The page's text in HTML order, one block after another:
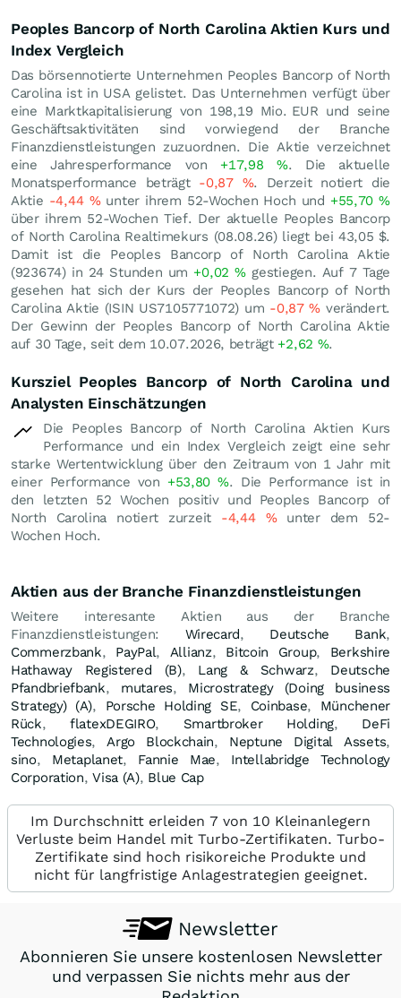
Peoples Bancorp of North Carolina Aktien Kurs und
Index Vergleich
Das börsennotierte Unternehmen Peoples Bancorp of North
Carolina ist in USA gelistet. Das Unternehmen verfügt über
eine Marktkapitalisierung von 198,19 Mio. EUR und seine
Geschäftsaktivitäten sind vorwiegend der Branche
Finanzdienstleistungen zuzuordnen. Die Aktie verzeichnet
eine Jahresperformance von +17,98 %. Die aktuelle
Monatsperformance beträgt -0,87 %. Derzeit notiert die
Aktie -4,44 %unter ihrem 52-Wochen Hoch und +55,70%
über ihrem 52-Wochen Tief. Der aktuelle Peoples Bancorp
of North Carolina Realtimekurs (08.08.26) liegt bei 43,05 $.
Damit ist die Peoples Bancorp of North Carolina Aktie
(923674) in 24 Stunden um +0,02% gestiegen. Auf 7 Tage
gesehen hat sich der Kurs der Peoples Bancorp of North
Carolina Aktie (ISIN US7105771072) um -0,87% verändert.
Der Gewinn der Peoples Bancorp of North Carolina Aktie
auf 30 Tage, seit dem 10.07.2026, beträgt +2,62 %.
Kursziel Peoples Bancorp of North Carolina und
Analysten Einschätzungen
Die Peoples Bancorp of North Carolina Aktien Kurs
Performance und ein Index Vergleich zeigt eine sehr
starke Wertentwicklung über den Zeitraum von 1 Jahr mit
einer Performance von +53,80%. Die Performance ist in
den letzten 52 Wochen positiv und Peoples Bancorp of
North Carolina notiert zurzeit -4,44 %unter dem 52-
Wochen Hoch.
Aktien aus der Branche Finanzdienstleistungen
Weitere interesante Aktien aus der Branche
Finanzdienstleistungen: Wirecard, Deutsche Bank,
Commerzbank, PayPal, Allianz, Bitcoin Group, Berkshire
Hathaway Registered (B), Lang & Schwarz, Deutsche
Pfandbriefbank, mutares, Microstrategy (Doing business
Strategy) (A), Porsche Holding SE, Coinbase, Münchener
Rück,flatexDEGIRO, Smartbroker Holding, DeFi
Technologies,Argo Blockchain, Neptune Digital Assets,
sino, Metaplanet, Fannie Mae, Intellabridge Technology
Corporation,Visa (A), Blue Cap
Im Durchschnitt erleiden 7 von 10 Kleinanlegern
Verluste beim Handel mit Turbo-Zertifikaten. Turbo-
Zertifikate sind hoch risikoreiche Produkte und
nicht für langfristige Anlagestrategien geeignet.
Newsletter
Abonnieren Sie unsere kostenlosen Newsletter
und verpassen Sie nichts mehr aus der